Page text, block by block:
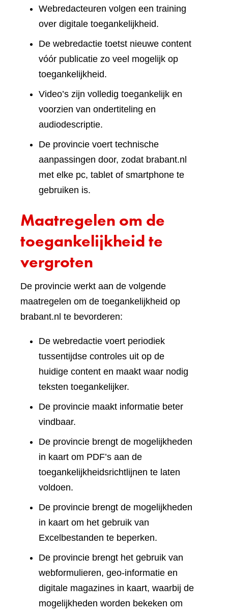
Webredacteuren volgen een training
over digitale toegankelijkheid.
De webredactie toetst nieuwe content
vóór publicatie zo veel mogelijk op
toegankelijkheid.
Video’s zijn volledig toegankelijk en
voorzien van ondertiteling en
audiodescriptie.
De provincie voert technische
aanpassingen door, zodat brabant.nl
met elke pc, tablet of smartphone te
gebruiken is.
Maatregelen om de
toegankelijkheid te
vergroten
De provincie werkt aan de volgende
maatregelen om de toegankelijkheid op
brabant.nl te bevorderen:
De webredactie voert periodiek
tussentijdse controles uit op de
huidige content en maakt waar nodig
teksten toegankelijker.
De provincie maakt informatie beter
vindbaar.
De provincie brengt de mogelijkheden
in kaart om PDF’s aan de
toegankelijkheidsrichtlijnen te laten
voldoen.
De provincie brengt de mogelijkheden
in kaart om het gebruik van
Excelbestanden te beperken.
De provincie brengt het gebruik van
webformulieren, geo-informatie en
digitale magazines in kaart, waarbij de
mogelijkheden worden bekeken om